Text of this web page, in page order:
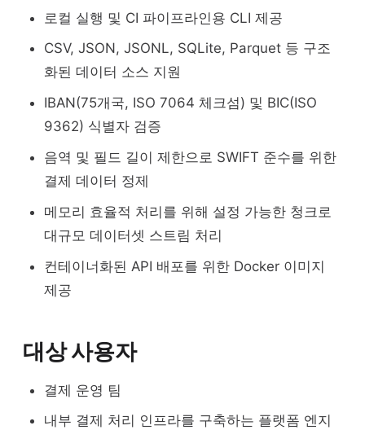
로컬 실행 및 CI 파이프라인용 CLI 제공
CSV, JSON, JSONL, SQLite, Parquet 등 구조
화된 데이터 소스 지원
IBAN(75개국, ISO 7064 체크섬) 및 BIC(ISO
9362) 식별자 검증
음역 및 필드 길이 제한으로 SWIFT 준수를 위한
결제 데이터 정제
메모리 효율적 처리를 위해 설정 가능한 청크로
대규모 데이터셋 스트림 처리
컨테이너화된 API 배포를 위한 Docker 이미지
제공
대상 사용자
결제 운영 팀
내부 결제 처리 인프라를 구축하는 플랫폼 엔지